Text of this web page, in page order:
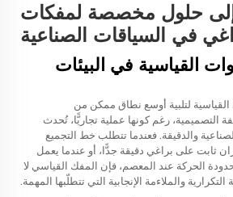
إلى حلول مخصصة لمفكات
في السياقات الصناعية
القياسية في البيئات
لتلبية أوسع نطاق ممكن من
التصميمية، رغم كونها عملية تجاريًّا، تُحدث
والدقيقة. فعندما تتطلب خط التجميع
ثابت على براغي دقيقة جدًّا، أو عندما يعمل
الحركة عند المعصم، فإن المفك القياسي لا
والملاءمة الإنجابية التي تتطلّبها المهمة.